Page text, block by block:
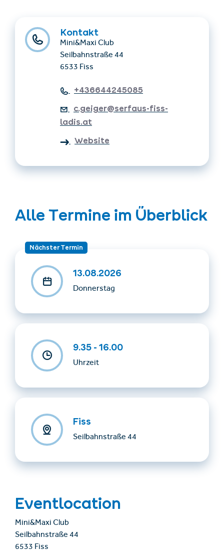
Kontakt
Mini&Maxi Club
Seilbahnstraße 44
6533 Fiss
+436644245085
c.geiger@serfaus-fiss-
ladis.at
Website
Treffpunkt & Abholung: beim Mini&Maxi Club direkt
gegenüber von Sport Schmid Fiss
Sommer. Card.
Kosten: kostenlos
Mitzubringen: Essen und genug Trinken, feste Schuhe,
Alle Termine im Überblick
Nächster Termin
13.08.2026
Donnerstag
9.35 - 16.00
Uhrzeit
Fiss
Seilbahnstraße 44
Eventlocation
Mini&Maxi Club
Seilbahnstraße 44
6533 Fiss